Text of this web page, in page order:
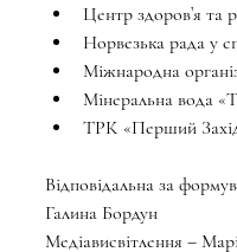
Центр здоров’я та
Норвезька рада у
Міжнародна
Мінеральна вода
ТРК «Перший
Відповідальна за
Галина Бордун
Медіависвітлення –